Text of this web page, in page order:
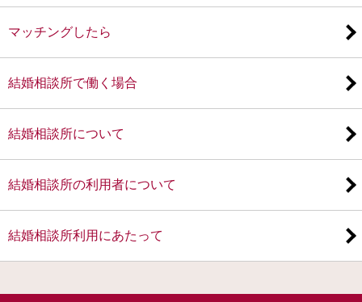
マッチングしたら
結婚相談所で働く場合
結婚相談所について
結婚相談所の利用者について
結婚相談所利用にあたって